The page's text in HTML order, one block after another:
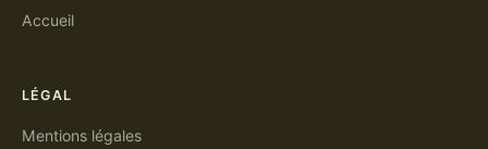
Accueil
LÉGAL
Mentions légales